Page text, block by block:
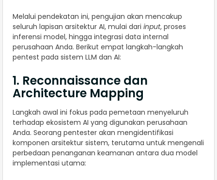
Melalui pendekatan ini, pengujian akan mencakup
seluruh lapisan arsitektur AI, mulai dari input, proses
inferensi model, hingga integrasi data internal
perusahaan Anda. Berikut empat langkah-langkah
pentest pada sistem LLM dan AI:
1. Reconnaissance dan
Architecture Mapping
Langkah awal ini fokus pada pemetaan menyeluruh
terhadap ekosistem AI yang digunakan perusahaan
Anda. Seorang pentester akan mengidentifikasi
komponen arsitektur sistem, terutama untuk mengenali
perbedaan penanganan keamanan antara dua model
implementasi utama: